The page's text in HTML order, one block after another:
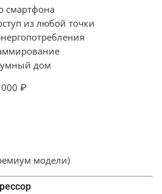
смартфона
из любой точки
умный дом
₽
модели)